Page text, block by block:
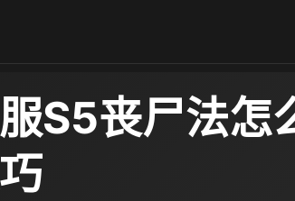
S5丧尸法怎